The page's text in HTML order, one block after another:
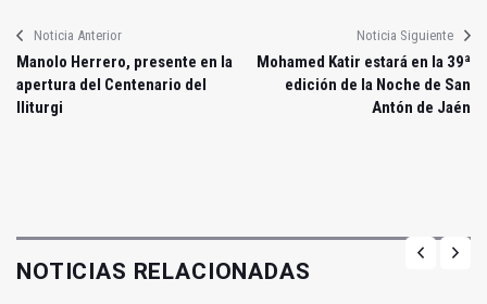
Noticia Anterior
Manolo Herrero, presente en la
apertura del Centenario del
Iliturgi
Noticia Siguiente
Mohamed Katir estará en la 39ª
edición de la Noche de San
Antón de Jaén
NOTICIAS RELACIONADAS